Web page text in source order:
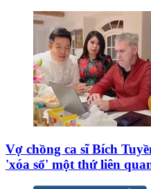
Vợ chồng ca sĩ Bích
'xóa sổ' một thứ liên